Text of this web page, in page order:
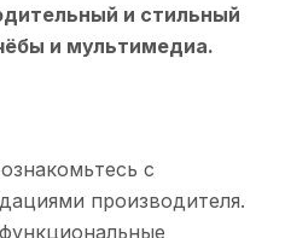
и стильный
и мультимедиа.
с
производителя.